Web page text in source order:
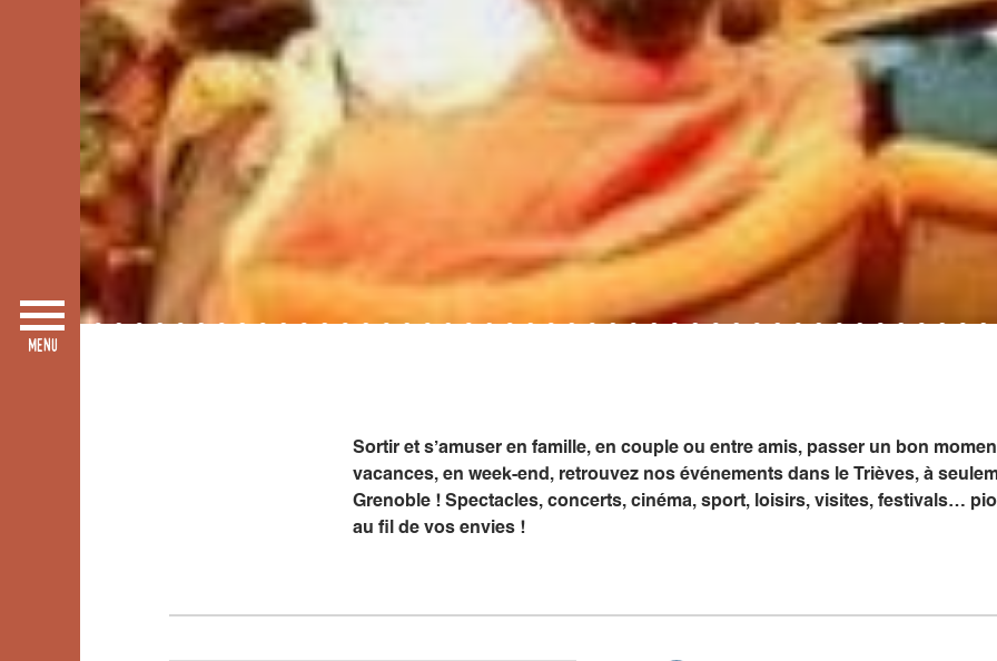
Sortir et s’amuser en famille, en couple ou entre amis, passer un bon
vacances, en week-end, retrouvez nos événements dans le Trièves, à
Grenoble ! Spectacles, concerts, cinéma, sport, loisirs, visites, festivals…
au fil de vos envies !